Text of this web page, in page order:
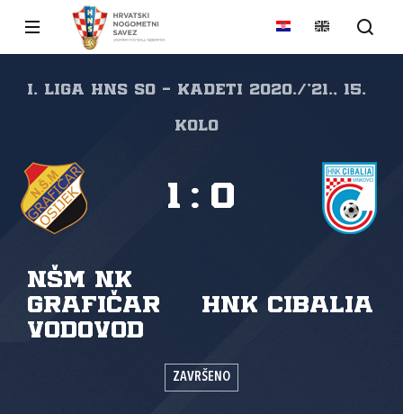
I. liga HNS SO - Kadeti 2020./'21., 15.
kolo
NŠM NK
Grafičar
Vodovod
HNK Cibalia
1 : 0
ZAVRŠENO